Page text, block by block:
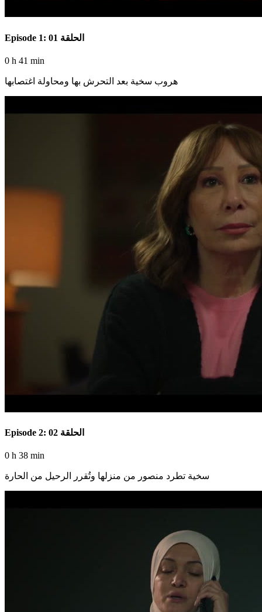
Episode 1: الحلقة 01
0 h 41 min
هروب سخية بعد التحرش بها ومحاولة اغتصابها
Episode 2: الحلقة 02
0 h 38 min
سخية تطرد منصور من منزلها وتُقرر الرحيل من الحارة